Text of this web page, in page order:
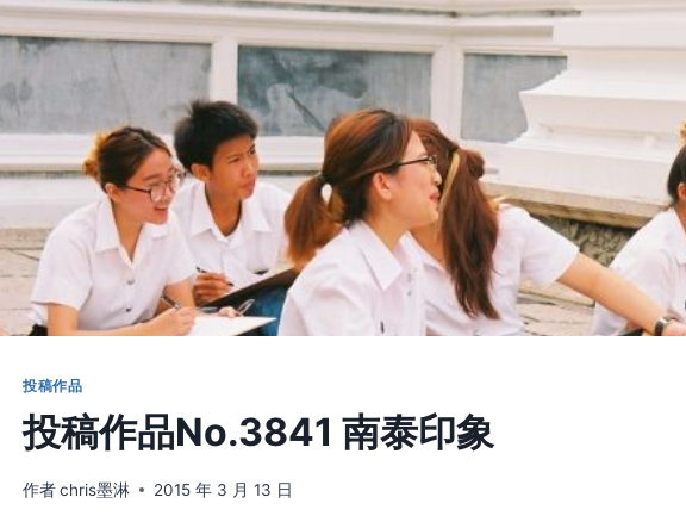
投稿作品
投稿作品No.3841 南泰印象
作者chris墨淋 2015 年 3 月 13 日